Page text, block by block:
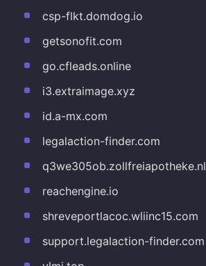
csp-flkt.domdog.io
getsonofit.com
go.cfleads.online
i3.extraimage.xyz
id.a-mx.com
legalaction-finder.com
q3we305ob.zollfreiapotheke.nl
reachengine.io
shreveportlacoc.wliinc15.com
support.legalaction-finder.com